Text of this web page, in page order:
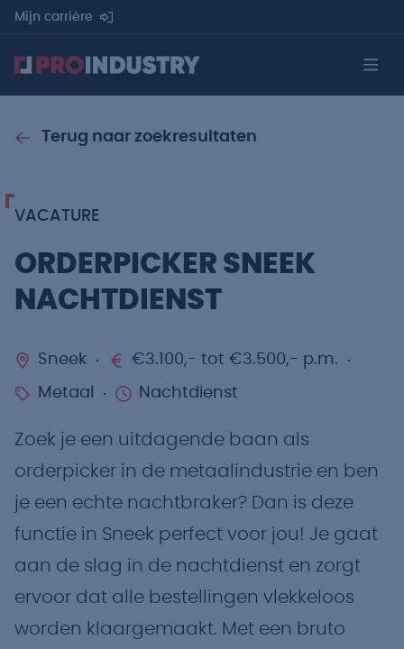
Mijn carrière
Terug naar zoekresultaten
VACATURE
ORDERPICKER SNEEK
NACHTDIENST
Sneek €3.100,- tot €3.500,- p.m.
Metaal Nachtdienst
Zoek je een uitdagende baan als
orderpicker in de metaalindustrie en ben
je een echte nachtbraker? Dan is deze
functie in Sneek perfect voor jou! Je gaat
aan de slag in de nachtdienst en zorgt
ervoor dat alle bestellingen vlekkeloos
worden klaargemaakt. Met een bruto